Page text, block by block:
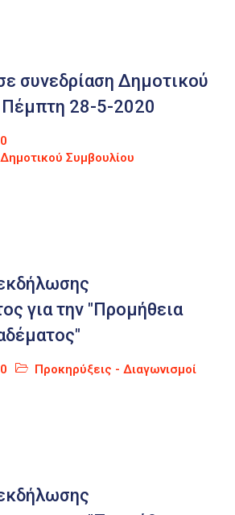
συνεδρίαση Δημοτικού
28-5-2020
Συμβουλίου
για την "Προμήθεια
Προκηρύξεις - Διαγωνισμοί